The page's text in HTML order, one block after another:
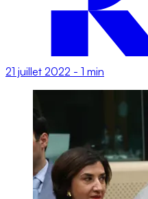
21 juillet 2022 - 1 min